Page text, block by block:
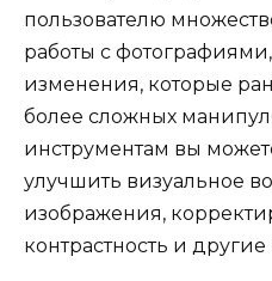
пользователю
работы с
изменения, которые
более сложных
инструментам вы
улучшить визуальное
изображения,
контрастность и